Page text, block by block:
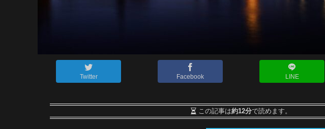
Twitter Facebook LINE
この記事は約12分で読めます。